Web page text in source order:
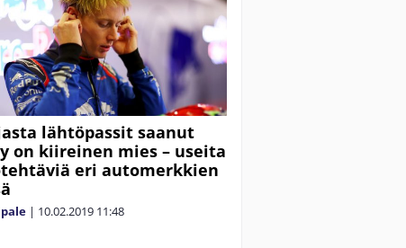
lähtöpassit saanut
on kiireinen mies – useita
eri automerkkien
| 10.02.2019 11:48